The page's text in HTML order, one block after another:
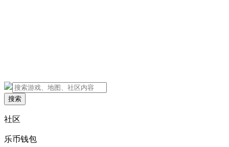
搜索
社区
乐币钱包